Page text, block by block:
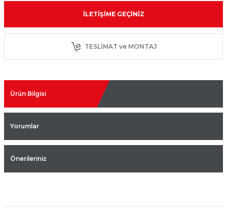
İLETIŞIME GEÇINIZ
TESLİMAT ve MONTAJ
Ürün Bilgisi
Yorumlar
Önerileriniz